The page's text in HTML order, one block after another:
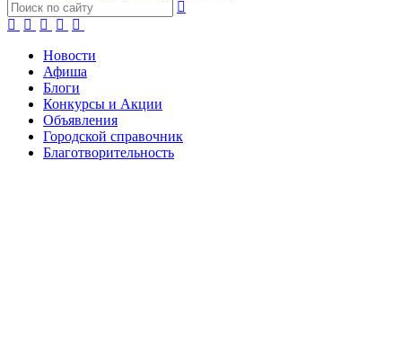
Новости
Афиша
Блоги
Конкурсы и Акции
Объявления
Городской справочник
Благотворительность